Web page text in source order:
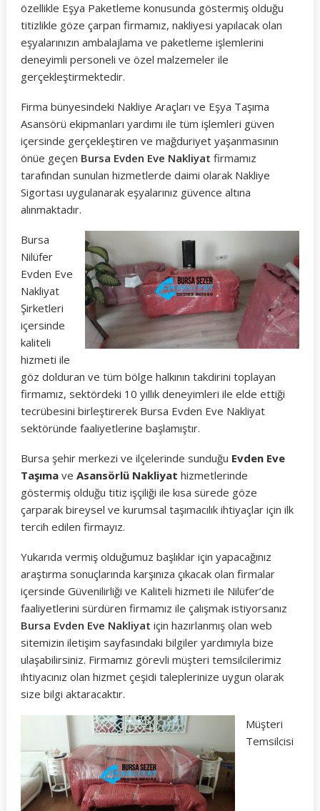
özellikle Eşya Paketleme konusunda göstermiş olduğu
titizlikle göze çarpan firmamız, nakliyesi yapılacak olan
eşyalarınızın ambalajlama ve paketleme işlemlerini
deneyimli personeli ve özel malzemeler ile
gerçekleştirmektedir.
Firma bünyesindeki Nakliye Araçları ve Eşya Taşıma
Asansörü ekipmanları yardımı ile tüm işlemleri güven
içersinde gerçekleştiren ve mağduriyet yaşanmasının
önüe geçen Bursa Evden Eve Nakliyat firmamız
tarafından sunulan hizmetlerde daimi olarak Nakliye
Sigortası uygulanarak eşyalarınız güvence altına
alınmaktadır.
Bursa
Nilüfer
Evden Eve
Nakliyat
Şirketleri
içersinde
kaliteli
hizmeti ile
göz dolduran ve tüm bölge halkının takdirini toplayan
firmamız, sektördeki 10 yıllık deneyimleri ile elde ettiği
tecrübesini birleştirerek Bursa Evden Eve Nakliyat
sektöründe faaliyetlerine başlamıştır.
Bursa şehir merkezi ve ilçelerinde sunduğu Evden Eve
Taşımave Asansörlü Nakliyat hizmetlerinde
göstermiş olduğu titiz işçiliği ile kısa sürede göze
çarparak bireysel ve kurumsal taşımacılık ihtiyaçlar için ilk
tercih edilen firmayız.
Yukarıda vermiş olduğumuz başlıklar için yapacağınız
araştırma sonuçlarında karşınıza çıkacak olan firmalar
içersinde Güvenilirliği ve Kaliteli hizmeti ile Nilüfer’de
faaliyetlerini sürdüren firmamız ile çalışmak istiyorsanız
Bursa Evden Eve Nakliyat için hazırlanmış olan web
sitemizin iletişim sayfasındaki bilgiler yardımıyla bize
ulaşabilirsiniz. Firmamız görevli müşteri temsilcilerimiz
ihtiyacınız olan hizmet çeşidi taleplerinize uygun olarak
size bilgi aktaracaktır.
Müşteri
Temsilcisi